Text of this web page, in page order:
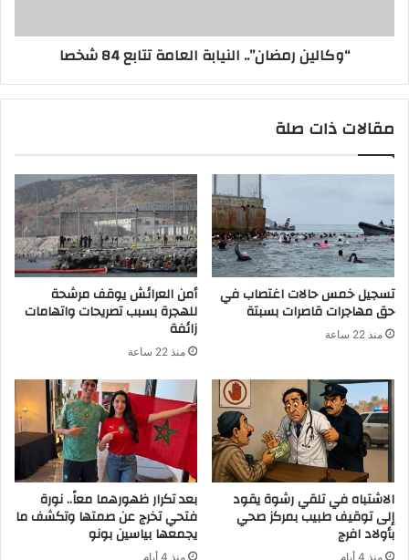
“وكالين رمضان”.. النيابة العامة تتابع 84 شخصا
مقالات ذات صلة
تسجيل خمس حالات اغتصاب في
حق مهاجرات قاصرات بسبتة
منذ 22 ساعة
أمن العرائش يوقف مرشحة
للهجرة بسبب تصريحات واتهامات
زائفة
منذ 22 ساعة
الاشتباه في تلقي رشوة يقود
إلى توقيف طبيب بمركز صحي
بأولاد افرج
منذ 4 أيام
بعد تكرار ظهورهما معاً.. نورة
فتحي تخرج عن صمتها وتكشف ما
يجمعها بياسين بونو
منذ 4 أيام